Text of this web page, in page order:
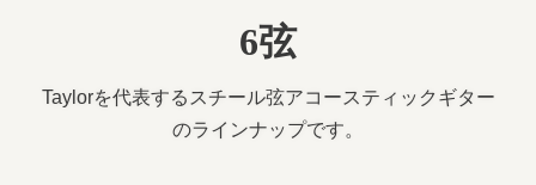
6弦
Taylorを代表するスチール弦アコースティックギター
のラインナップです。